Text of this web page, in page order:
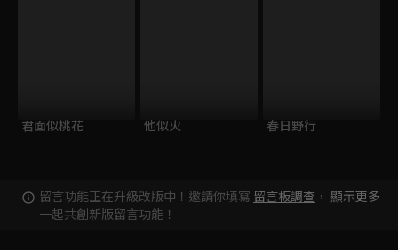
君面似桃花 他似火 春日野行
留言功能正在升級改版中！邀請你填寫 留言板調查 ，
一起共創新版留言功能！
顯示更多